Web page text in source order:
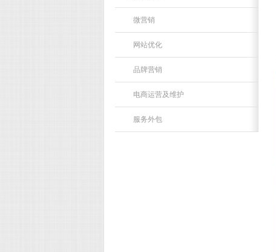
微营销
网站优化
品牌营销
电商运营及维护
服务外包